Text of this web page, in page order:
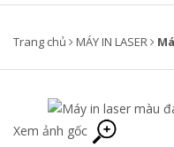
Trang chủ MÁY IN LASER
Xem ảnh gốc